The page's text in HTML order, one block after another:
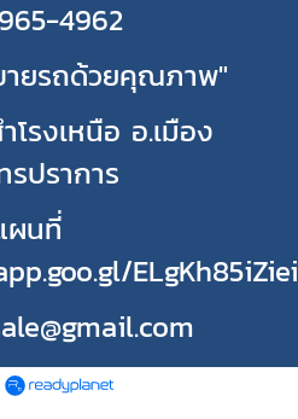
4962
ายรถด้วยคุณภาพ"
รงเหนือ อ.เมือง
ปราการ
ผนที่